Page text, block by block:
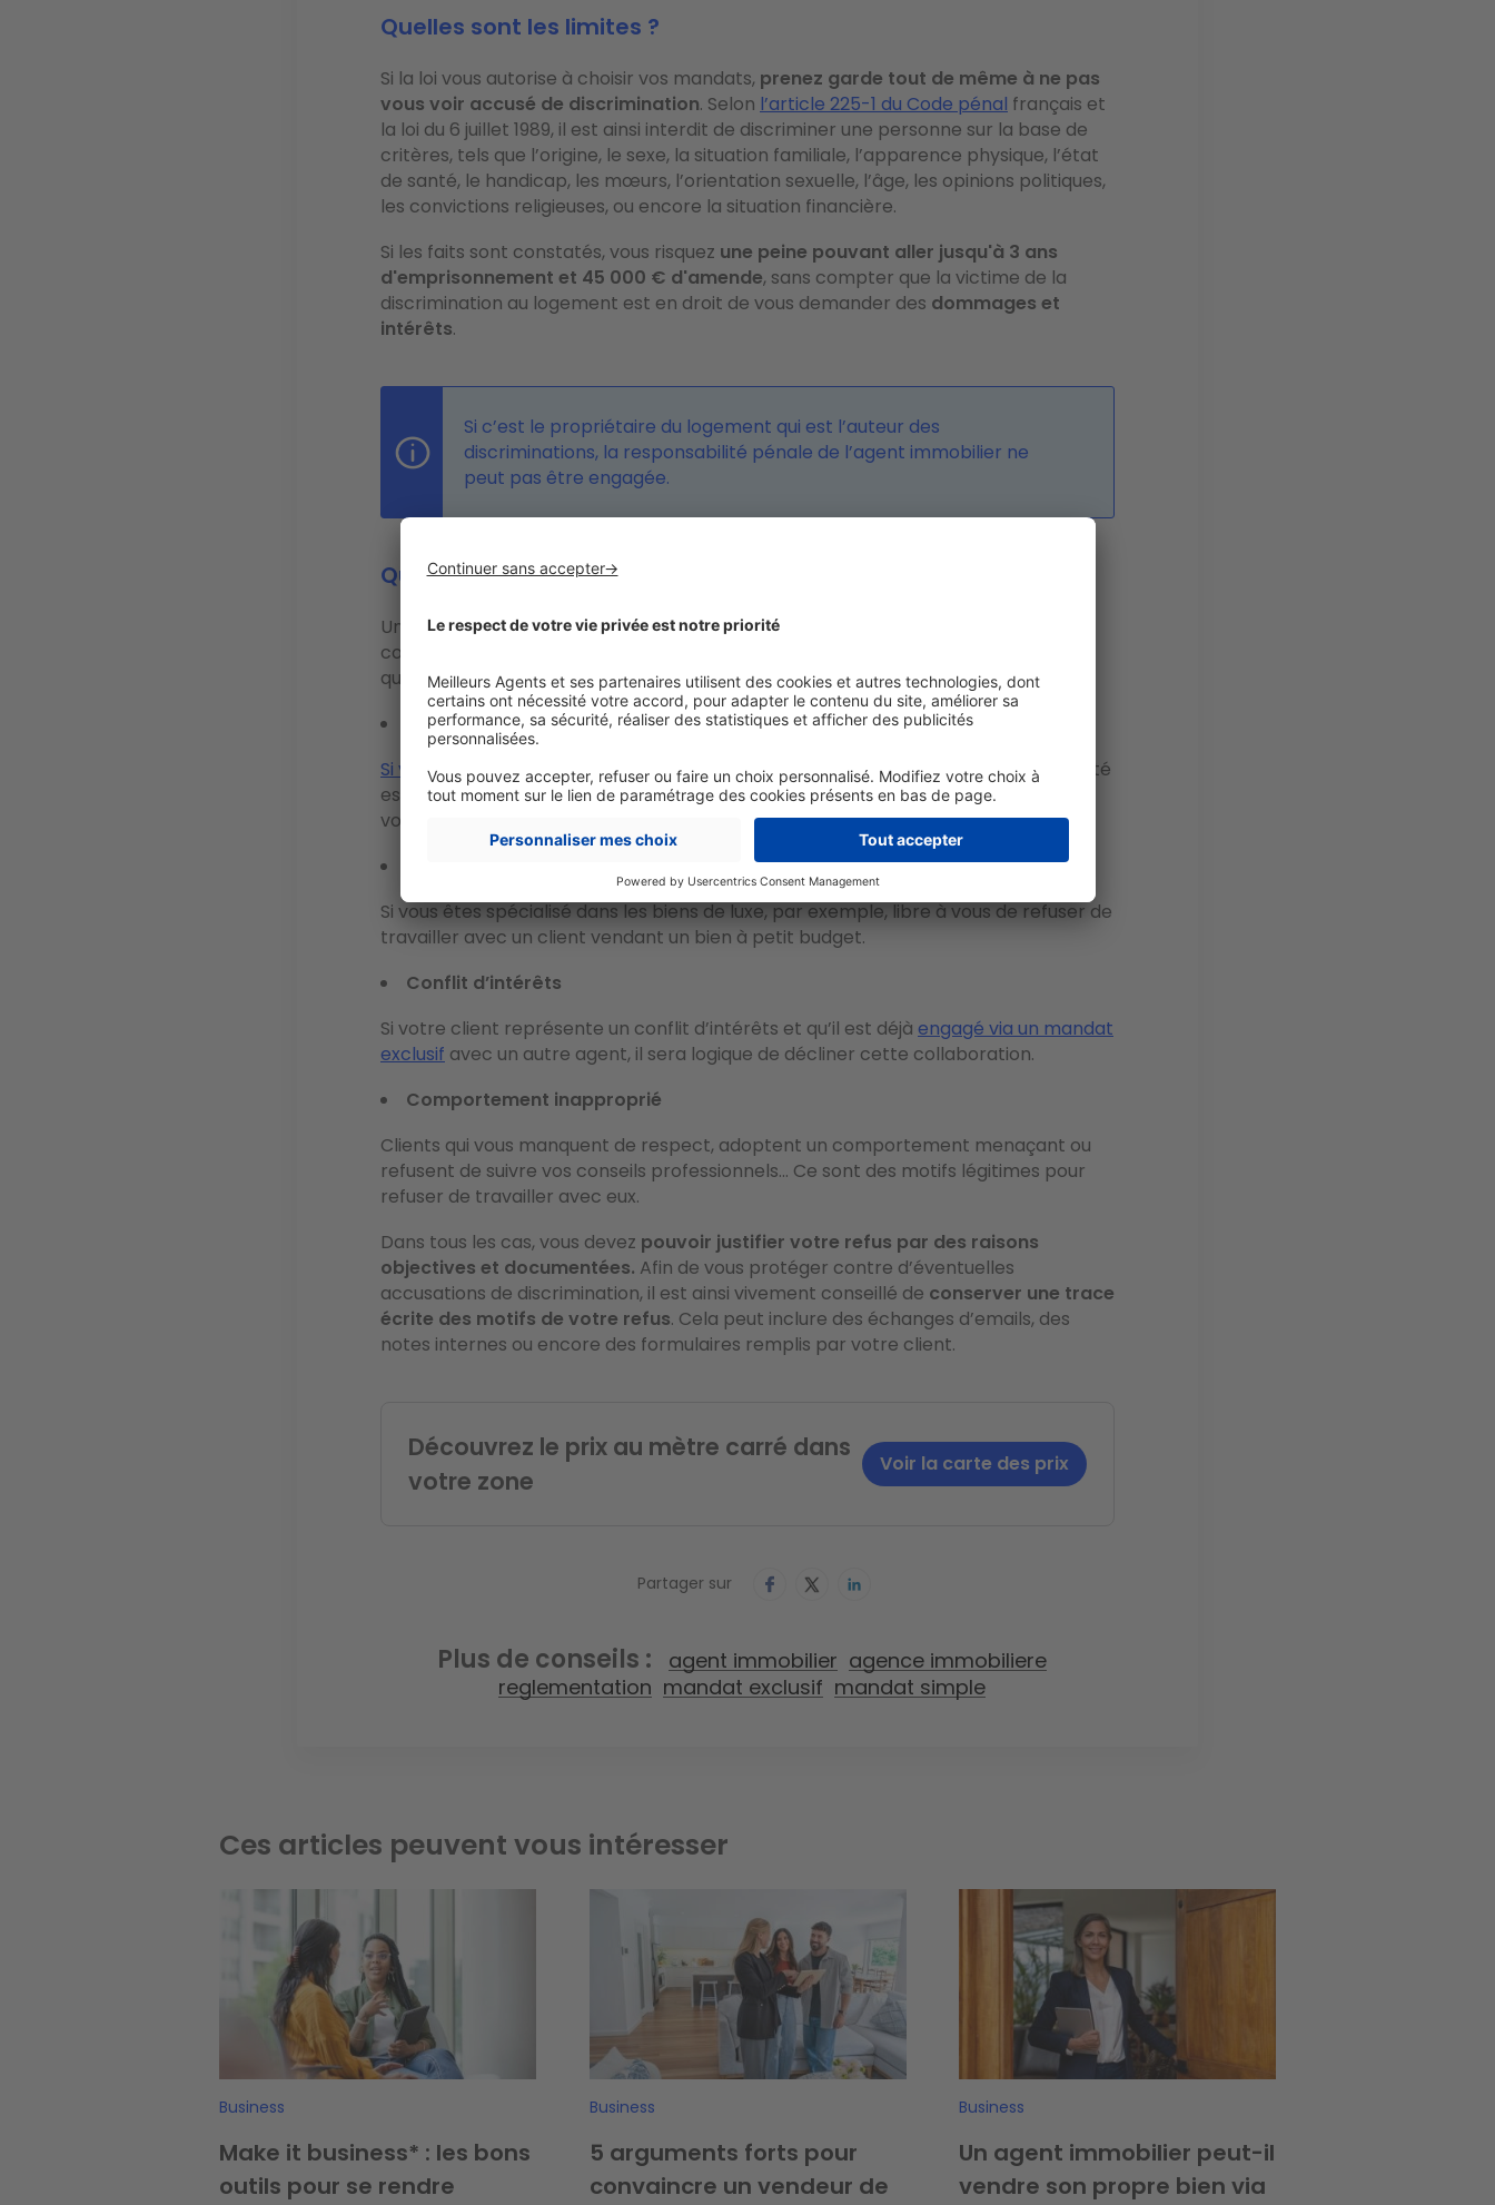
Quelles sont les limites ?
Si la loi vous autorise à choisir vos mandats, prenez garde tout de même à ne pas
vous voir accusé de discrimination. Selon l’article 225-1 du Code pénal français et
la loi du 6 juillet 1989, il est ainsi interdit de discriminer une personne sur la base de
critères, tels que l’origine, le sexe, la situation familiale, l’apparence physique, l’état
de santé, le handicap, les mœurs, l’orientation sexuelle, l’âge, les opinions politiques,
les convictions religieuses, ou encore la situation financière.
Si les faits sont constatés, vous risquez une peine pouvant aller jusqu'à 3 ans
d'emprisonnement et 45 000 € d'amende, sans compter que la victime de la
discrimination au logement est en droit de vous demander des dommages et
intérêts.
Si c’est le propriétaire du logement qui est l’auteur des
discriminations, la responsabilité pénale de l’agent immobilier ne
peut pas être engagée.
Quelles sont les raisons légitimes ?
Un agent immobilier peut ainsi choisir ses clients dans certaines situations, à
condition que cela repose sur
quelques exemples de motifs valables :
Capacité financière
Si votre client n’a pas les moyens financiers pour acquérir un bienou si sa solvabilité
est douteuse, vous êtes en droit de refuser de vous engager dans une transaction
vouée à l’échec.
Incompatibilité avec les services proposés
Si vous êtes spécialisé dans les biens de luxe, par exemple, libre à vous de refuser de
travailler avec un client vendant un bien à petit budget.
Conflit d’intérêts
Si votre client représente un conflit d’intérêts et qu’il est déjà engagé via un mandat
exclusif avec un autre agent, il sera logique de décliner cette collaboration.
Comportement inapproprié
Clients qui vous manquent de respect, adoptent un comportement menaçant ou
refusent de suivre vos conseils professionnels... Ce sont des motifs légitimes pour
refuser de travailler avec eux.
Dans tous les cas, vous devez pouvoir justifier votre refus par des raisons
objectives et documentées. Afin de vous protéger contre d’éventuelles
accusations de discrimination, il est ainsi vivement conseillé de conserver une trace
écrite des motifs de votre refus. Cela peut inclure des échanges d’emails, des
notes internes ou encore des formulaires remplis par votre client.
Découvrez le prix au mètre carré dans
votre zone
Voir la carte des prix
Partager sur
Plus de conseils agent immobilier agence immobiliere
reglementation mandat exclusif mandat simple
Ces articles peuvent vous intéresser
Business
Make it business* : les bons
outils pour se rendre
Business
5 arguments forts pour
convaincre un vendeur de
Image
Business
Un agent immobilier peut-il
vendre son propre bien via